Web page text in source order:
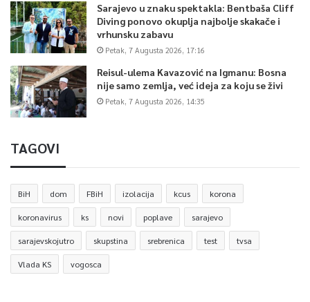
Sarajevo u znaku spektakla: Bentbaša Cliff
Diving ponovo okuplja najbolje skakače i
vrhunsku zabavu
Petak, 7 Augusta 2026, 17:16
Reisul-ulema Kavazović na Igmanu: Bosna
nije samo zemlja, već ideja za koju se živi
Petak, 7 Augusta 2026, 14:35
TAGOVI
BiH dom FBiH izolacija kcus korona
koronavirus ks novi poplave sarajevo
sarajevskojutro skupstina srebrenica test tvsa
Vlada KS vogosca